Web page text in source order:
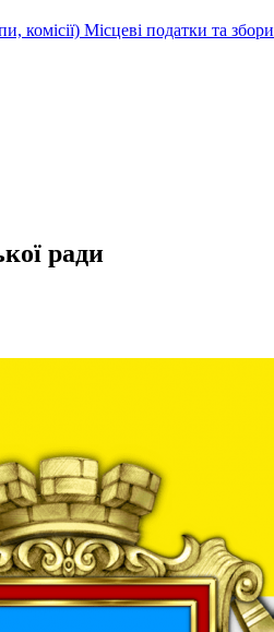
комісії) Місцеві податки та збори
ради